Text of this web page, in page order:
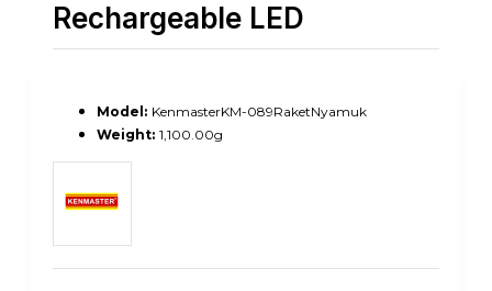
Rechargeable LED
Model: KenmasterKM-089RaketNyamuk
Weight: 1,100.00g